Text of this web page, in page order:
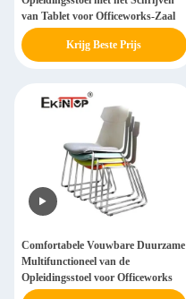
van Tablet voor Officeworks-Zaal
Krijg Beste Prijs
Comfortabele Vouwbare Duurzame
Multifunctioneel van de
Opleidingsstoel voor Officeworks